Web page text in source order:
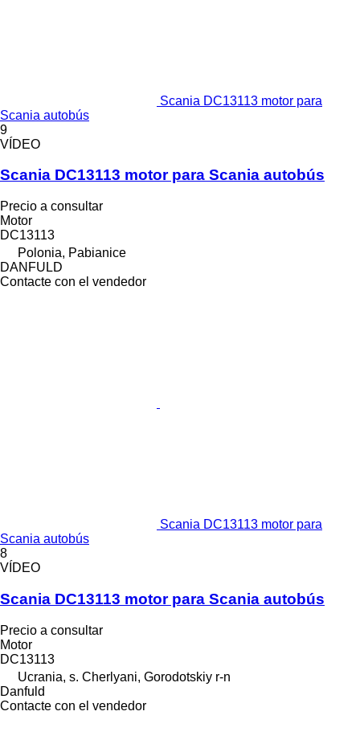
Scania DC13113 motor para
Scania autobús
9
VÍDEO
Scania DC13113 motor para Scania autobús
Precio a consultar
Motor
DC13113
Polonia, Pabianice
DANFULD
Contacte con el vendedor
Scania DC13113 motor para
Scania autobús
8
VÍDEO
Scania DC13113 motor para Scania autobús
Precio a consultar
Motor
DC13113
Ucrania, s. Cherlyani, Gorodotskiy r-n
Danfuld
Contacte con el vendedor